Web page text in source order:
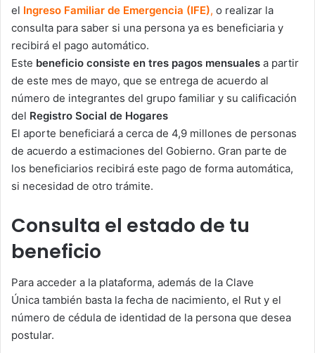
el Ingreso Familiar de Emergencia (IFE), o realizar la
consulta para saber si una persona ya es beneficiaria y
recibirá el pago automático.
Este beneficio consiste en tres pagos mensuales a partir
de este mes de mayo, que se entrega de acuerdo al
número de integrantes del grupo familiar y su calificación
del Registro Social de Hogares
El aporte beneficiará a cerca de 4,9 millones de personas
de acuerdo a estimaciones del Gobierno. Gran parte de
los beneficiarios recibirá este pago de forma automática,
si necesidad de otro trámite.
Consulta el estado de tu
beneficio
Para acceder a la plataforma, además de la Clave
Única también basta la fecha de nacimiento, el Rut y el
número de cédula de identidad de la persona que desea
postular.